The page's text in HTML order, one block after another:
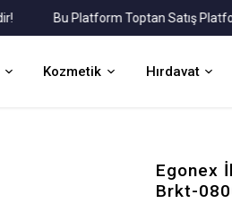
Bu Platform Toptan Satış
Kozmetik Hırdavat
Egonex
Brkt-